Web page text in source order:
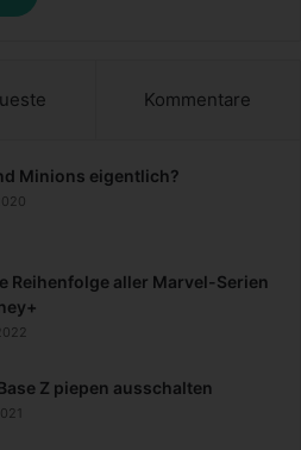
Kommentare
Minions eigentlich?
Reihenfolge aller Marvel-Serien
Z piepen ausschalten